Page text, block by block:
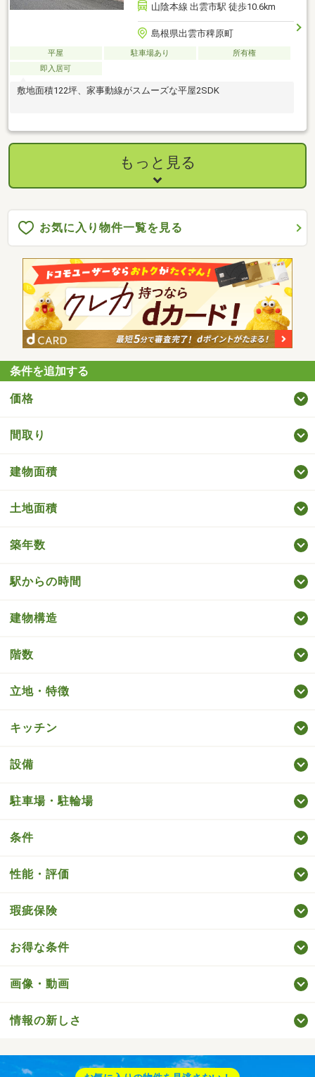
山陰本線 出雲市駅 徒歩10.6km
島根県出雲市稗原町
平屋 駐車場あり
所有権
即入居可
敷地面積122坪、家事動線がスムーズな平屋2SDK
もっと見る
お気に入り物件一覧を見る
条件を追加する
価格
間取り
建物面積
土地面積
築年数
駅からの時間
建物構造
階数
立地・特徴
キッチン
設備
駐車場・駐輪場
条件
性能・評価
瑕疵保険
お得な条件
画像・動画
情報の新しさ